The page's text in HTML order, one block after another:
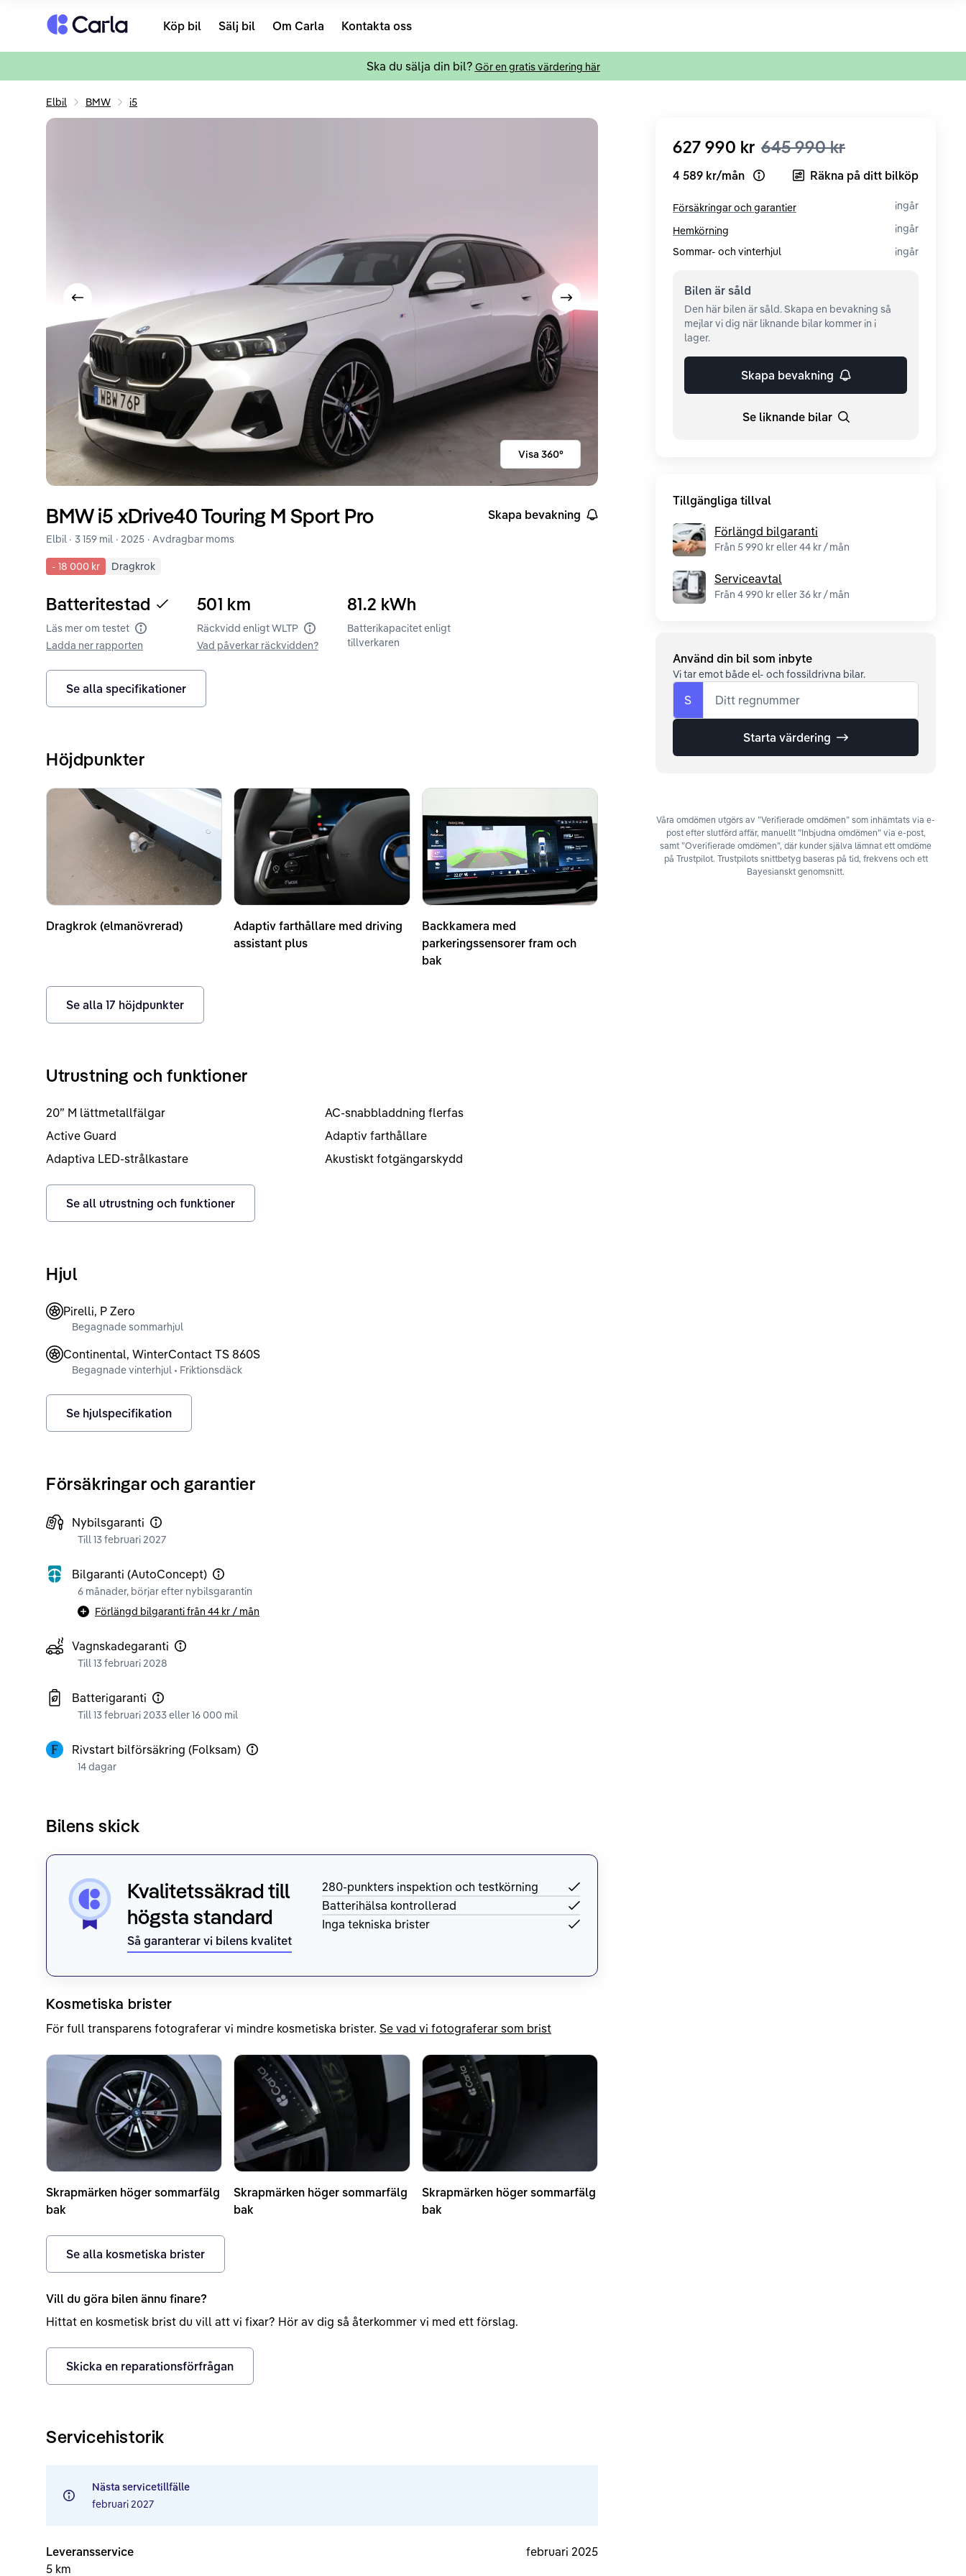
Tillbaka till startsidan Köp bil Sälj bil Om Carla Kontakta oss
Ska du sälja din bil? Gör en gratis värdering här
Elbil BMW i5
Visa föregående bild Visa nästa bild
Visa 360°
BMW i5 xDrive40 Touring M Sport Pro Skapa bevakning
Elbil · 3 159 mil · 2025 · Avdragbar moms
- 18 000 kr Dragkrok
Batteritestad
Läs mer om testet Batteritest
Ladda ner rapporten
501 km
Räckvidd enligt WLTP Räckvidd enligt WLTP
Vad påverkar räckvidden?
81.2 kWh
Batterikapacitet enligt
tillverkaren
Se alla specifikationer
Höjdpunkter
Dragkrok (elmanövrerad)
Adaptiv farthållare med driving
assistant plus
Backkamera med
parkeringssensorer fram och
bak
Se alla 17 höjdpunkter
Utrustning och funktioner
20” M lättmetallfälgar
AC-snabbladdning flerfas
Active Guard
Adaptiv farthållare
Adaptiva LED-strålkastare
Akustiskt fotgängarskydd
Se all utrustning och funktioner
Hjul
Pirelli, P Zero
Begagnade sommarhjul
Continental, WinterContact TS 860S
Begagnade vinterhjul • Friktionsdäck
Se hjulspecifikation
Försäkringar och garantier
Nybilsgaranti
Till 13 februari 2027
Bilgaranti (AutoConcept)
6 månader, börjar efter nybilsgarantin
Förlängd bilgaranti från 44 kr / mån
Vagnskadegaranti
Till 13 februari 2028
Batterigaranti
Till 13 februari 2033 eller 16 000 mil
Rivstart bilförsäkring (Folksam)
14 dagar
Bilens skick
Kvalitetssäkrad till
högsta standard
Så garanterar vi bilens kvalitet
280-punkters inspektion och testkörning
Batterihälsa kontrollerad
Inga tekniska brister
Kosmetiska brister
För full transparens fotograferar vi mindre kosmetiska brister. Se vad vi fotograferar som brist
Skrapmärken höger sommarfälg
bak
Skrapmärken höger sommarfälg
bak
Skrapmärken höger sommarfälg
bak
Se alla kosmetiska brister
Vill du göra bilen ännu finare?
Hittat en kosmetisk brist du vill att vi fixar? Hör av dig så återkommer vi med ett förslag.
Skicka en reparationsförfrågan
Servicehistorik
Nästa servicetillfälle
februari 2027
Leveransservice
5 km
februari 2025
627 990 kr 645 990 kr
4 589 kr/mån Open loan exampleRäkna på ditt bilköp
Försäkringar och garantier
ingår
Hemkörning
ingår
Sommar- och vinterhjul
ingår
Bilen är såld
Den här bilen är såld. Skapa en bevakning så
mejlar vi dig när liknande bilar kommer in i
lager.
Skapa bevakning
Se liknande bilar
Tillgängliga tillval
Förlängd bilgaranti
Från 5 990 kr eller 44 kr / mån
Serviceavtal
Från 4 990 kr eller 36 kr / mån
Använd din bil som inbyte
Vi tar emot både el- och fossildrivna bilar.
S Ditt regnummer
Starta värdering
Våra omdömen utgörs av ”Verifierade omdömen” som inhämtats via e-
post efter slutförd affär, manuellt ”Inbjudna omdömen” via e-post,
samt ”Overifierade omdömen”, där kunder själva lämnat ett omdöme
på Trustpilot. Trustpilots snittbetyg baseras på tid, frekvens och ett
Bayesianskt genomsnitt.